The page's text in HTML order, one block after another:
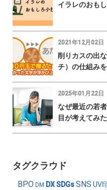
イラレのおも
2021年12月02日
削りカスの出
チ）の仕組み
2025年01月22日
なぜ最近の若
目が考えてみた
タグクラウド
BPO DM DXSDGsSNS UV